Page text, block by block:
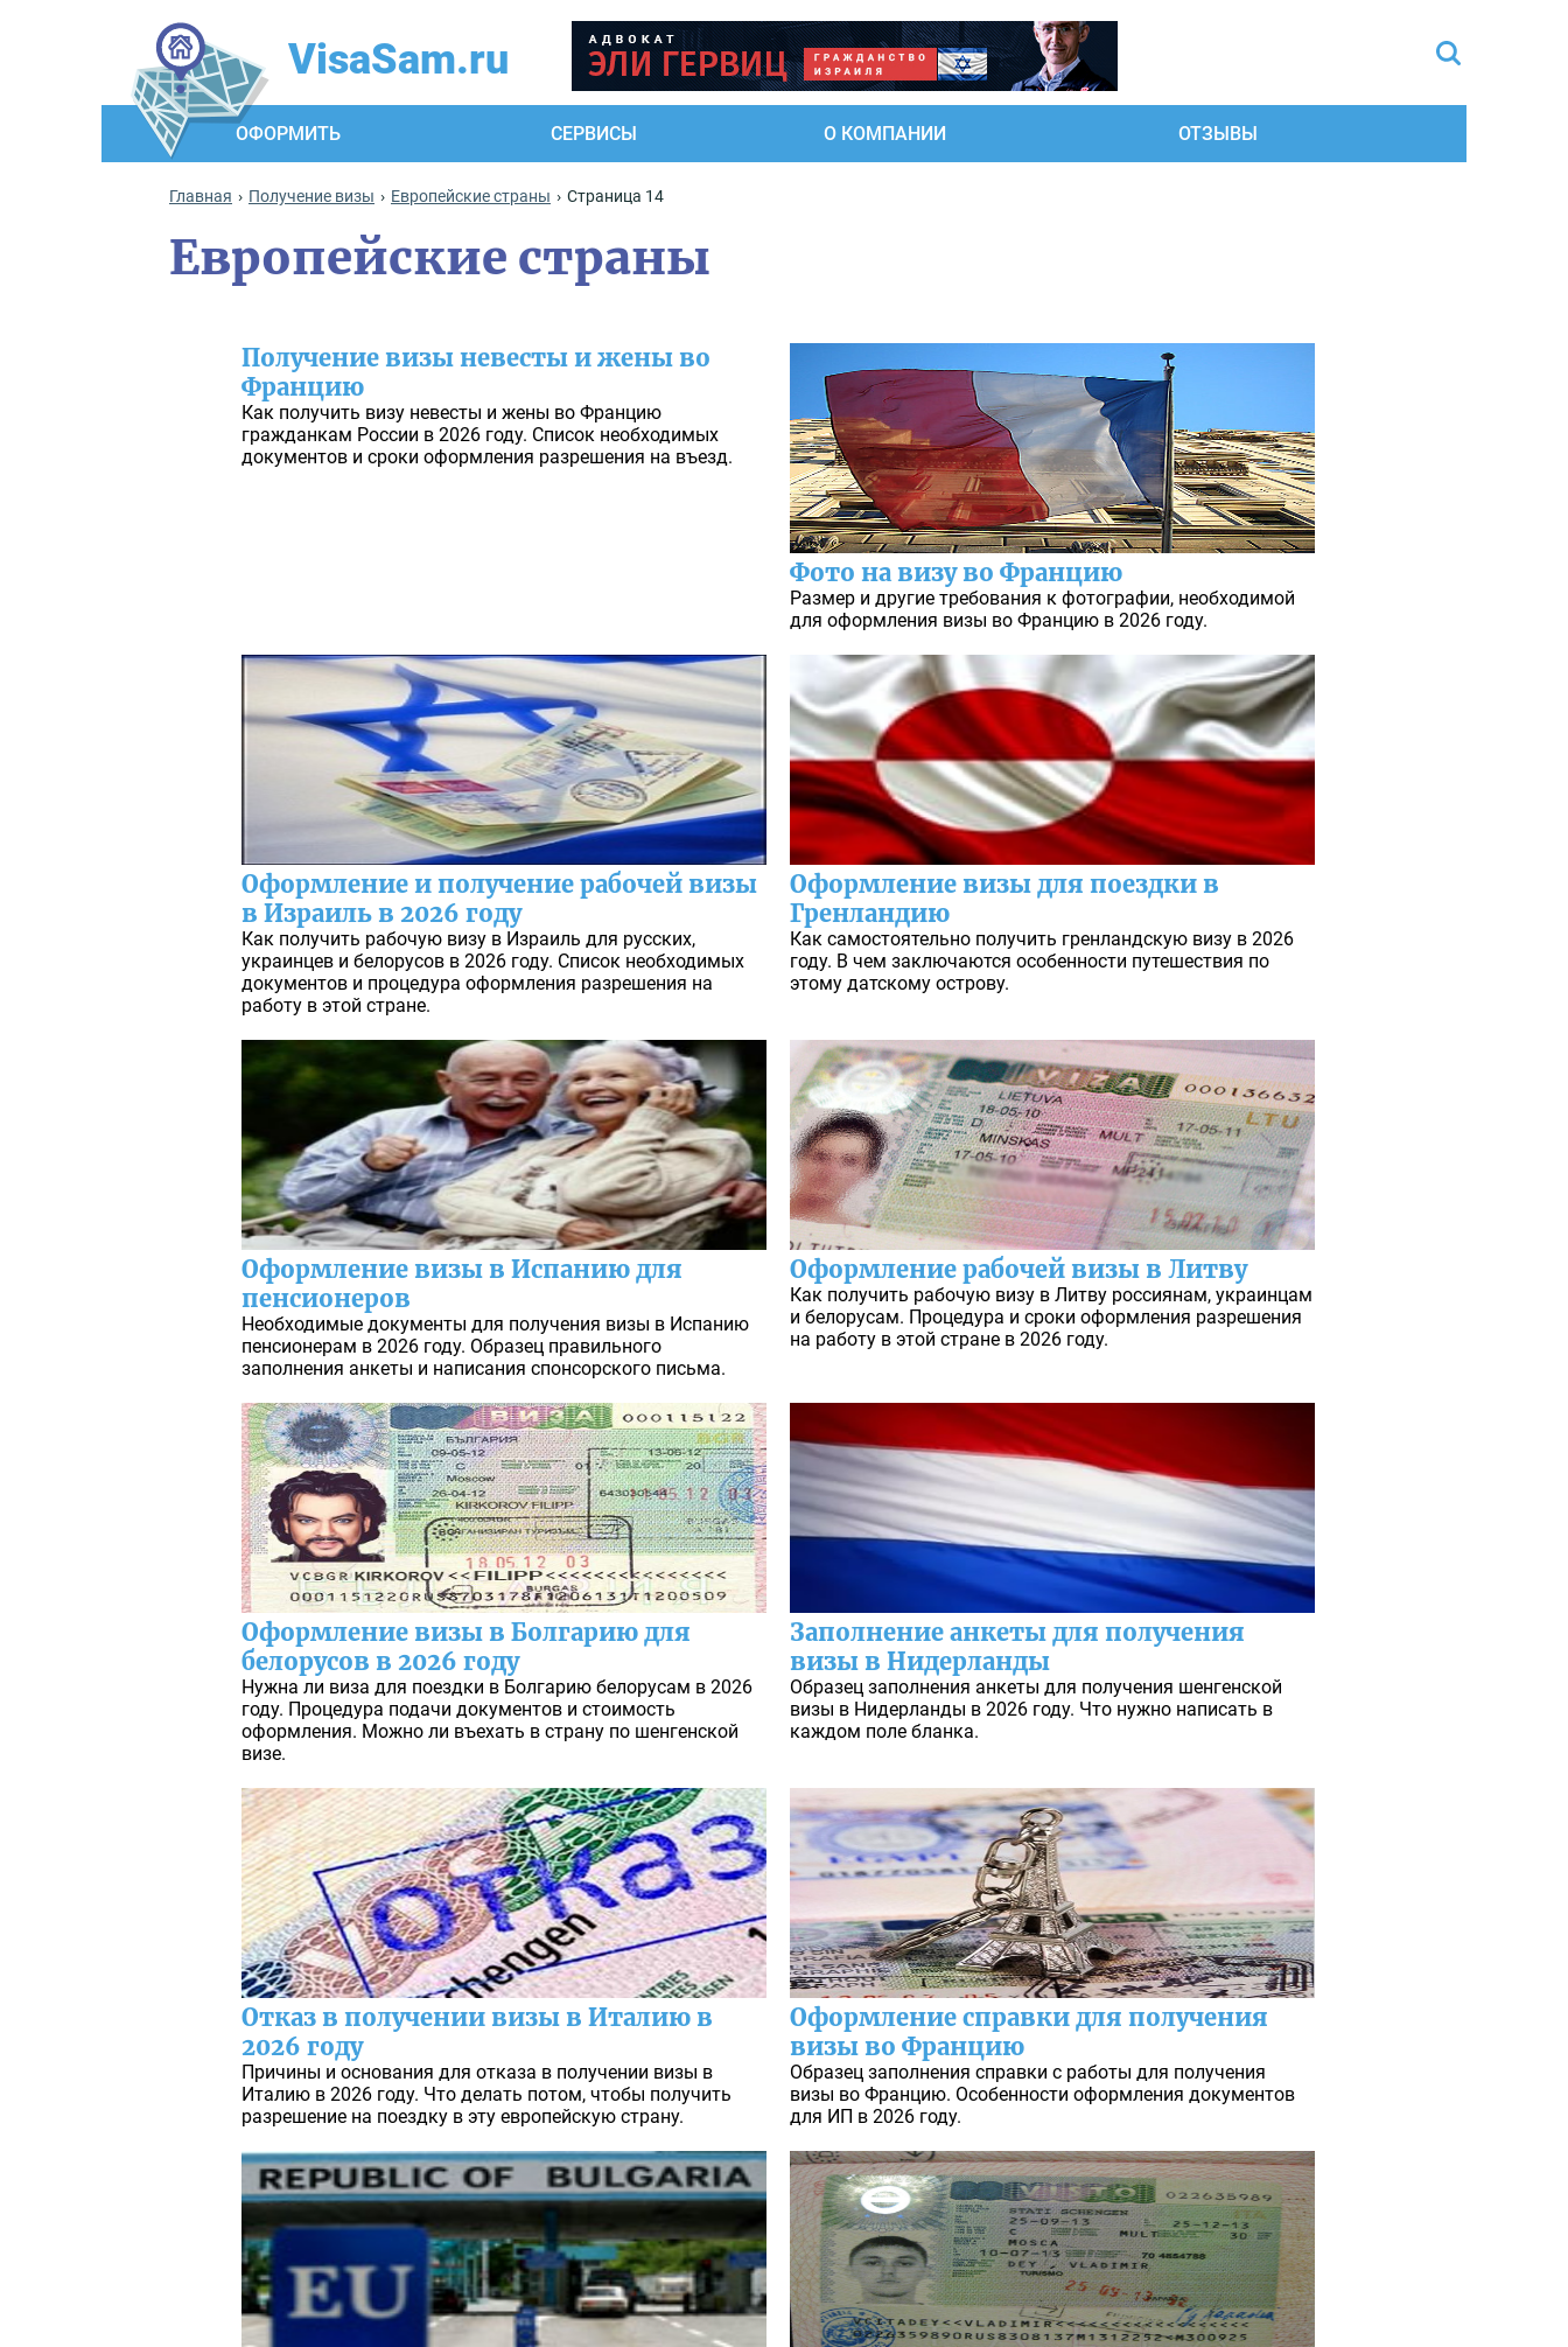
VisaSam.ru
ОФОРМИТЬ СЕРВИСЫ О КОМПАНИИ ОТЗЫВЫ
Главная Получение визы Европейские страны Страница 14
Европейские страны
Получение визы невесты и жены во
Францию
Как получить визу невесты и жены во Францию
гражданкам России в 2026 году. Список необходимых
документов и сроки оформления разрешения на въезд.
Фото на визу во Францию
Размер и другие требования к фотографии, необходимой
для оформления визы во Францию в 2026 году.
Оформление и получение рабочей визы
в Израиль в 2026 году
Как получить рабочую визу в Израиль для русских,
украинцев и белорусов в 2026 году. Список необходимых
документов и процедура оформления разрешения на
работу в этой стране.
Оформление визы для поездки в
Гренландию
Как самостоятельно получить гренландскую визу в 2026
году. В чем заключаются особенности путешествия по
этому датскому острову.
Оформление визы в Испанию для
пенсионеров
Необходимые документы для получения визы в Испанию
пенсионерам в 2026 году. Образец правильного
заполнения анкеты и написания спонсорского письма.
Оформление рабочей визы в Литву
Как получить рабочую визу в Литву россиянам, украинцам
и белорусам. Процедура и сроки оформления разрешения
на работу в этой стране в 2026 году.
Оформление визы в Болгарию для
белорусов в 2026 году
Нужна ли виза для поездки в Болгарию белорусам в 2026
году. Процедура подачи документов и стоимость
оформления. Можно ли въехать в страну по шенгенской
визе.
Заполнение анкеты для получения
визы в Нидерланды
Образец заполнения анкеты для получения шенгенской
визы в Нидерланды в 2026 году. Что нужно написать в
каждом поле бланка.
Отказ в получении визы в Италию в
2026 году
Причины и основания для отказа в получении визы в
Италию в 2026 году. Что делать потом, чтобы получить
разрешение на поездку в эту европейскую страну.
Оформление справки для получения
визы во Францию
Образец заполнения справки с работы для получения
визы во Францию. Особенности оформления документов
для ИП в 2026 году.